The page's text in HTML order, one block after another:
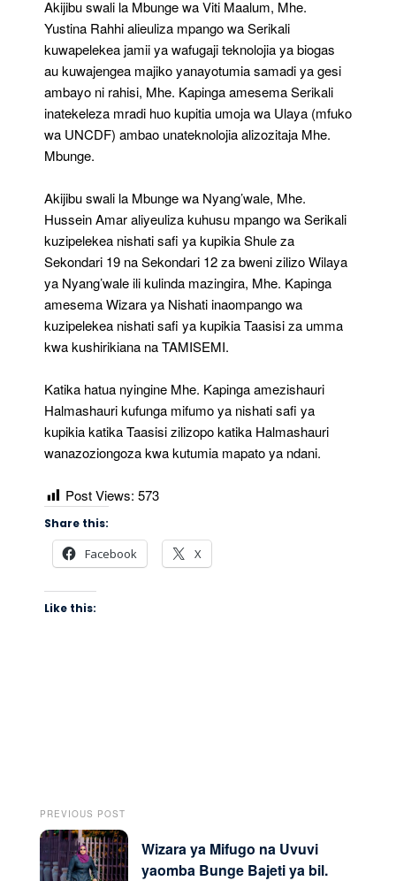
Akijibu swali la Mbunge wa Viti Maalum, Mhe.
Yustina Rahhi alieuliza mpango wa Serikali
kuwapelekea jamii ya wafugaji teknolojia ya biogas
au kuwajengea majiko yanayotumia samadi ya gesi
ambayo ni rahisi, Mhe. Kapinga amesema Serikali
inatekeleza mradi huo kupitia umoja wa Ulaya (mfuko
wa UNCDF) ambao unateknolojia alizozitaja Mhe.
Mbunge.
Akijibu swali la Mbunge wa Nyang’wale, Mhe.
Hussein Amar aliyeuliza kuhusu mpango wa Serikali
kuzipelekea nishati safi ya kupikia Shule za
Sekondari 19 na Sekondari 12 za bweni zilizo Wilaya
ya Nyang’wale ili kulinda mazingira, Mhe. Kapinga
amesema Wizara ya Nishati inaompango wa
kuzipelekea nishati safi ya kupikia Taasisi za umma
kwa kushirikiana na TAMISEMI.
Katika hatua nyingine Mhe. Kapinga amezishauri
Halmashauri kufunga mifumo ya nishati safi ya
kupikia katika Taasisi zilizopo katika Halmashauri
wanazoziongoza kwa kutumia mapato ya ndani.
Post Views: 573
Share this:
Facebook X
Like this:
PREVIOUS POST
Wizara ya Mifugo na Uvuvi
yaomba Bunge Bajeti ya bil.